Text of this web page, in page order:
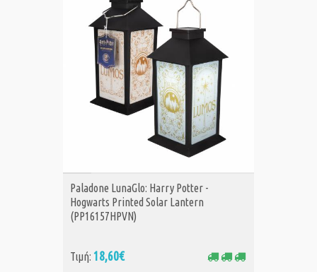
ΑΓΟΡΑ
Paladone LunaGlo: Harry Potter -
Hogwarts Printed Solar Lantern
(PP16157HPVN)
Τιμή: 18,60€